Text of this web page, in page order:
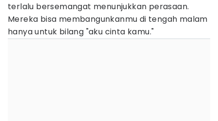
terlalu bersemangat menunjukkan perasaan.
Mereka bisa membangunkanmu di tengah malam
hanya untuk bilang "aku cinta kamu."